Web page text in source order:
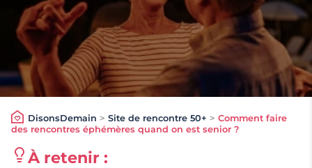
DisonsDemain > Site de rencontre 50+ > Comment faire
des rencontres éphémères quand on est senior ?
À retenir :